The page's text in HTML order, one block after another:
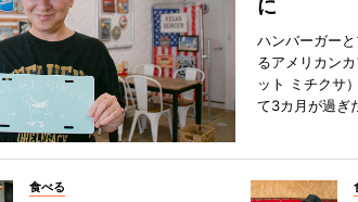
に
ハンバーガー
るアメリカン
ット ミチクサ
て3カ月が過ぎ
食べる